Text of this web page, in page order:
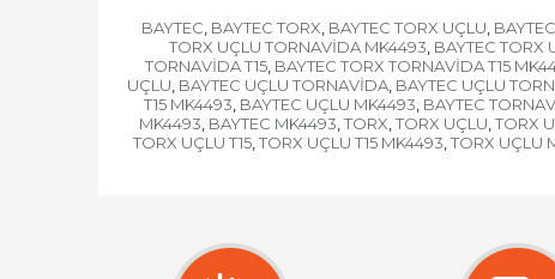
BAYTEC, BAYTEC TORX, BAYTEC TORX UÇLU,
TORX UÇLU TORNAVİDA MK4493, BAYTEC TORX
TORNAVİDA T15, BAYTEC TORX TORNAVİDA T15
UÇLU, BAYTEC UÇLU TORNAVİDA, BAYTEC UÇLU
T15 MK4493, BAYTEC UÇLU MK4493, BAYTEC
MK4493, BAYTEC MK4493, TORX, TORX UÇLU, TORX
TORX UÇLU T15, TORX UÇLU T15 MK4493, TORX UÇLU